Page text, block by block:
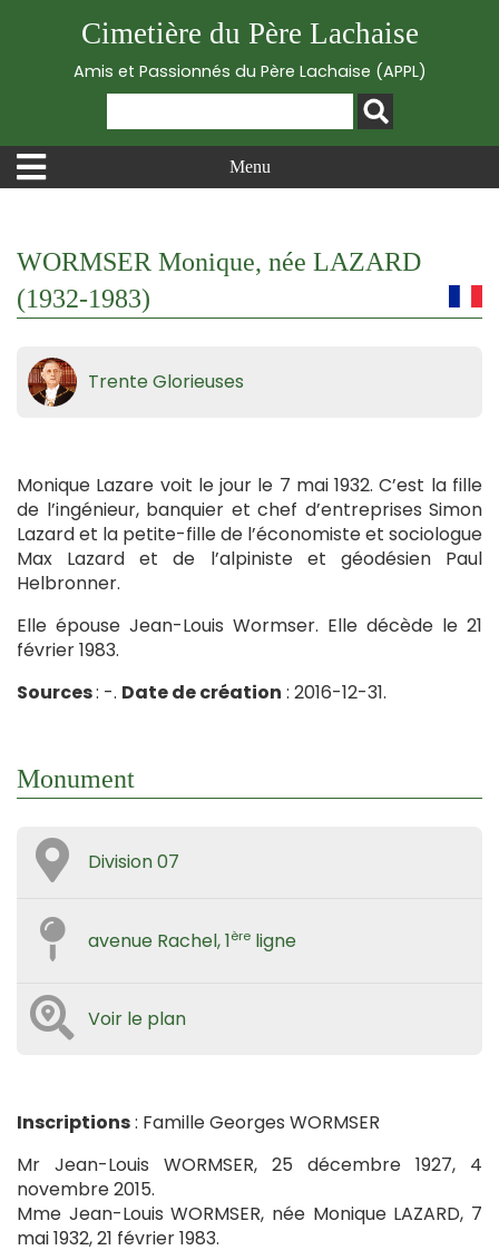
Cimetière du Père Lachaise
Amis et Passionnés du Père Lachaise (APPL)
Menu
WORMSER Monique, née LAZARD
(1932-1983)
Trente Glorieuses
Monique Lazare voit le jour le 7 mai 1932. C’est la fille
de l’ingénieur, banquier et chef d’entreprises Simon
Lazard et la petite-fille de l’économiste et sociologue
Max Lazard et de l’alpiniste et géodésien Paul
Helbronner.
Elle épouse Jean-Louis Wormser. Elle décède le 21
février 1983.
Sources: -. Date de création : 2016-12-31.
Monument
Division 07
avenue Rachel, 1ère ligne
Voir le plan
Inscriptions: Famille Georges WORMSER
Mr Jean-Louis WORMSER, 25 décembre 1927, 4
novembre 2015.
Mme Jean-Louis WORMSER, née Monique LAZARD, 7
mai 1932, 21 février 1983.